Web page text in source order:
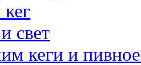
свет
кеги и